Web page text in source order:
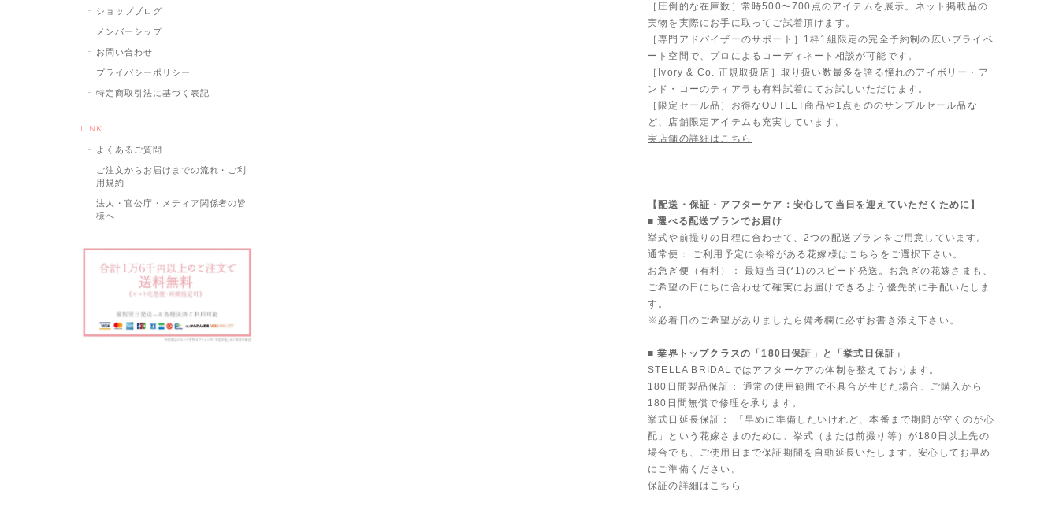
［圧倒的な在庫数］常時500〜700点のアイテムを展示。ネット掲載品の
実物を実際にお手に取ってご試着頂けます。
［専門アドバイザーのサポート］1枠1組限定の完全予約制の広いプライベ
ート空間で、プロによるコーディネート相談が可能です。
［Ivory & Co. 正規取扱店］取り扱い数最多を誇る憧れのアイボリー・ア
ンド・コーのティアラも有料試着にてお試しいただけます。
［限定セール品］お得なOUTLET商品や1点もののサンプルセール品な
ど、店舗限定アイテムも充実しています。
実店舗の詳細はこちら
---------------
【配送・保証・アフターケア：安心して当日を迎えていただくために】
■ 選べる配送プランでお届け
挙式や前撮りの日程に合わせて、2つの配送プランをご用意しています。
通常便： ご利用予定に余裕がある花嫁様はこちらをご選択下さい。
お急ぎ便（有料）： 最短当日(*1)のスピード発送。お急ぎの花嫁さまも、
ご希望の日にちに合わせて確実にお届けできるよう優先的に手配いたしま
す。
※必着日のご希望がありましたら備考欄に必ずお書き添え下さい。
■ 業界トップクラスの「180日保証」と「挙式日保証」
STELLA BRIDALではアフターケアの体制を整えております。
180日間製品保証： 通常の使用範囲で不具合が生じた場合、ご購入から
180日間無償で修理を承ります。
挙式日延長保証： 「早めに準備したいけれど、本番まで期間が空くのが心
配」という花嫁さまのために、挙式（または前撮り等）が180日以上先の
場合でも、ご使用日まで保証期間を自動延長いたします。安心してお早め
にご準備ください。
保証の詳細はこちら
ショップブログ
メンバーシップ
お問い合わせ
プライバシーポリシー
特定商取引法に基づく表記
LINK
よくあるご質問
ご注文からお届けまでの流れ・ご利
用規約
法人・官公庁・メディア関係者の皆
様へ